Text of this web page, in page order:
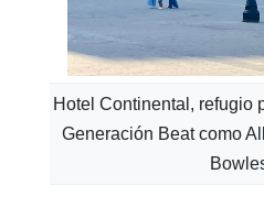
Hotel Continental, refugio
Generación Beat como